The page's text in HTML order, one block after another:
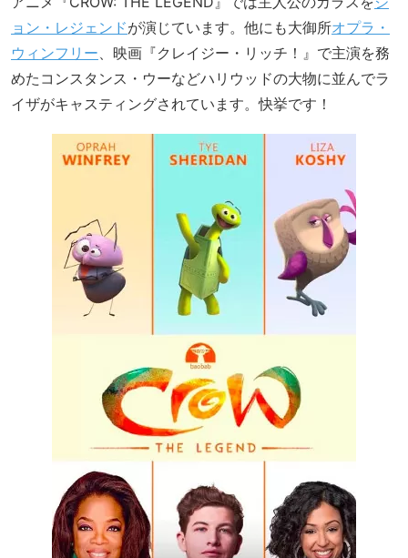
ョン・レジェンドが演じています。他にも大御所オプラ・
ウィンフリー 、映画『クレイジー・リッチ！』で主演を務
めたコンスタンス・ウーなどハリウッドの大物に並んでラ
イザがキャスティングされています。快挙です！